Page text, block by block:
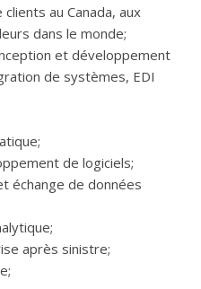
au Canada, aux
dans le monde;
et développement
de systèmes, EDI
de logiciels;
échange de données
après sinistre;